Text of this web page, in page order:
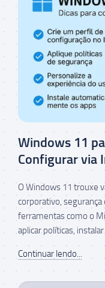
Windows 11
Configurar via
O Windows 11 trouxe
corporativo, segurança
ferramentas como o
aplicar políticas,
Continuar lendo...